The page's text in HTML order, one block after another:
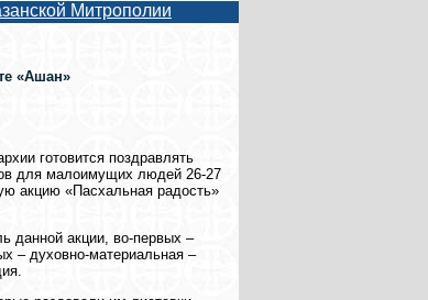
Митрополии
«Ашан»
готовится поздравлять
для малоимущих людей 26-27
акцию «Пасхальная радость»
данной акции, во-первых –
– духовно-материальная –